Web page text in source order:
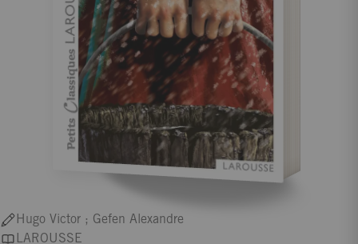
Hugo Victor ; Gefen Alexandre
LAROUSSE